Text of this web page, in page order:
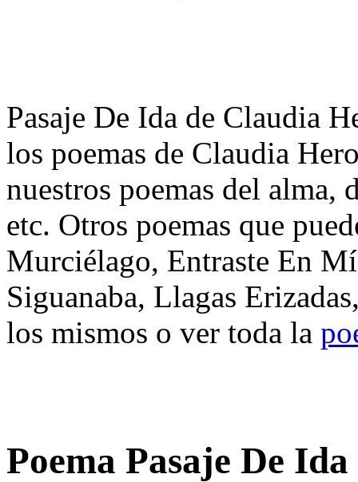
Pasaje De Ida de Claudia
los poemas de Claudia
nuestros poemas del alma,
etc. Otros poemas que
Murciélago, Entraste En
Siguanaba, Llagas
los mismos o ver toda la
Poema Pasaje De